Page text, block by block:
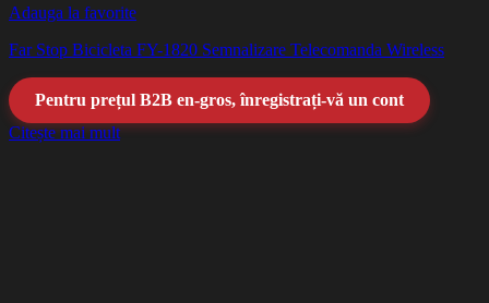
Adauga la favorite
Far Stop Bicicleta FY-1820 Semnalizare Telecomanda Wireless
Pentru prețul B2B en-gros, înregistrați-vă un cont
Citește mai mult